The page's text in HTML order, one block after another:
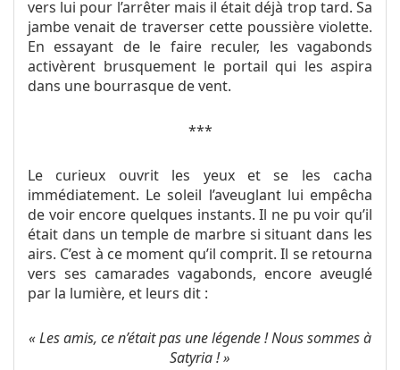
vers lui pour l’arrêter mais il était déjà trop tard. Sa
jambe venait de traverser cette poussière violette.
En essayant de le faire reculer, les vagabonds
activèrent brusquement le portail qui les aspira
dans une bourrasque de vent.
***​
Le curieux ouvrit les yeux et se les cacha
immédiatement. Le soleil l’aveuglant lui empêcha
de voir encore quelques instants. Il ne pu voir qu’il
était dans un temple de marbre si situant dans les
airs. C’est à ce moment qu’il comprit. Il se retourna
vers ses camarades vagabonds, encore aveuglé
par la lumière, et leurs dit :
« Les amis, ce n’était pas une légende ! Nous sommes à
Satyria ! »